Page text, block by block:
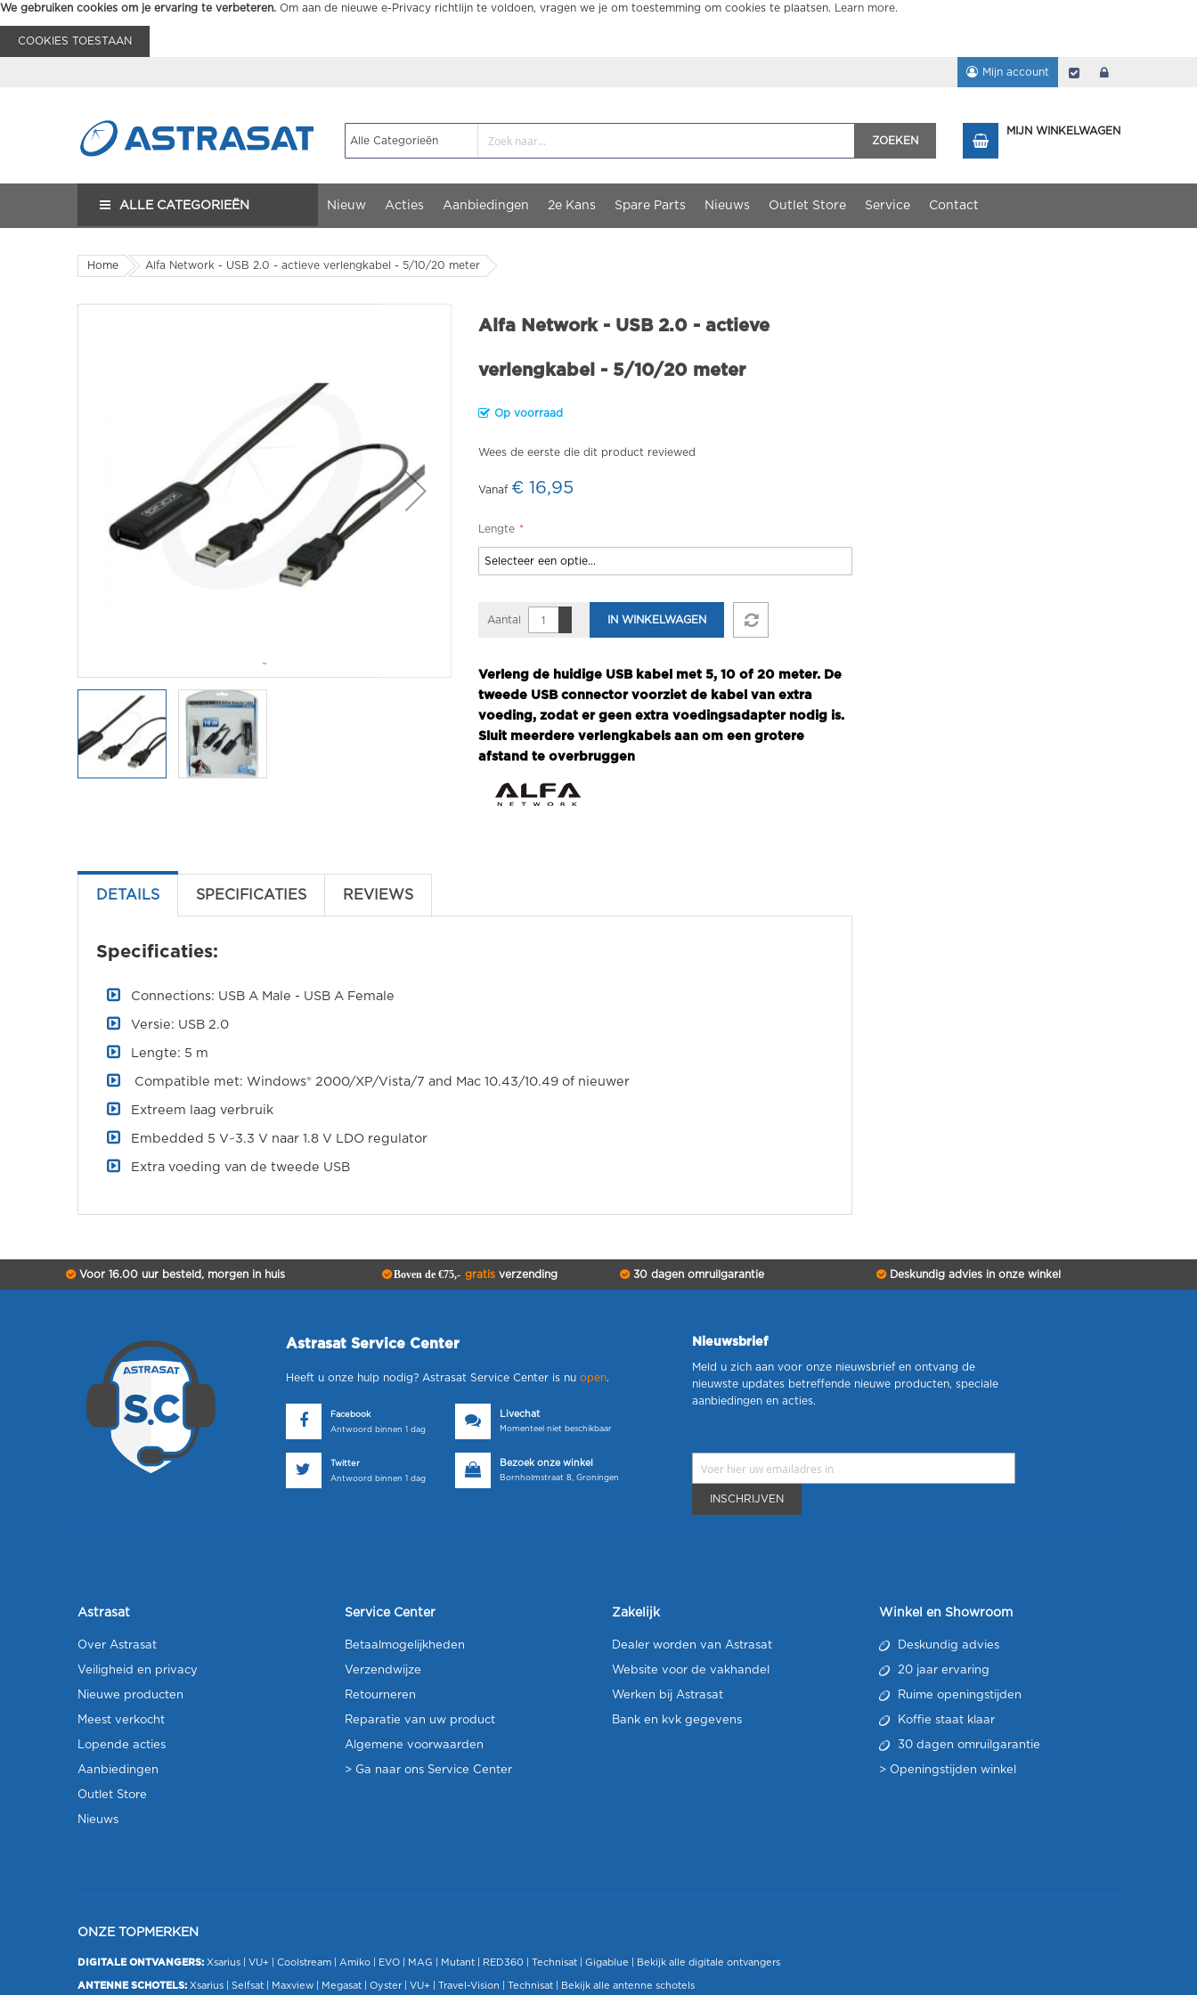
We gebruiken cookies om je ervaring te verbeteren. Om aan de nieuwe e-Privacy richtlijn te voldoen, vragen we je om toestemming om cookies te plaatsen. Learn more.
COOKIES TOESTAAN
Mijn account Afrekenen
ZOEKEN
MIJN WINKELWAGEN
ALLE CATEGORIEËN Nieuw Acties Aanbiedingen 2e Kans Spare Parts Nieuws Outlet Store Service Contact
Home Alfa Network - USB 2.0 - actieve verlengkabel - 5/10/20 meter
Alfa Network - USB 2.0 - actieve
verlengkabel - 5/10/20 meter
Op voorraad
Wees de eerste die dit product reviewed
Vanaf € 16,95
Lengte
Aantal IN WINKELWAGEN
Verleng de huidige USB kabel met 5, 10 of 20 meter. De
tweede USB connector voorziet de kabel van extra
voeding, zodat er geen extra voedingsadapter nodig is.
Sluit meerdere verlengkabels aan om een grotere
afstand te overbruggen
DETAILS SPECIFICATIES REVIEWS
Specificaties:
Connections: USB A Male - USB A Female
Versie: USB 2.0
Lengte: 5 m
Compatible met: Windows® 2000/XP/Vista/7 and Mac 10.43/10.49 of nieuwer
Extreem laag verbruik
Embedded 5 V~3.3 V naar 1.8 V LDO regulator
Extra voeding van de tweede USB
Voor 16.00 uur besteld, morgen in huis Boven de €75,- gratisverzending 30 dagen omruilgarantie Deskundig advies in onze winkel
Astrasat Service Center
Heeft u onze hulp nodig? Astrasat Service Center is nu open.
Facebook
Antwoord binnen 1 dag
Livechat
Momenteel niet beschikbaar
Twitter
Antwoord binnen 1 dag
Bezoek onze winkel
Bornholmstraat 8, Groningen
Nieuwsbrief
Meld u zich aan voor onze nieuwsbrief en ontvang de
nieuwste updates betreffende nieuwe producten, speciale
aanbiedingen en acties.
INSCHRIJVEN
Astrasat
Over Astrasat
Veiligheid en privacy
Nieuwe producten
Meest verkocht
Lopende acties
Aanbiedingen
Outlet Store
Nieuws
Service Center
Betaalmogelijkheden
Verzendwijze
Retourneren
Reparatie van uw product
Algemene voorwaarden
> Ga naar ons Service Center
Zakelijk
Dealer worden van Astrasat
Website voor de vakhandel
Werken bij Astrasat
Bank en kvk gegevens
Winkel en Showroom
Deskundig advies
20 jaar ervaring
Ruime openingstijden
Koffie staat klaar
30 dagen omruilgarantie
> Openingstijden winkel
ONZE TOPMERKEN
DIGITALE ONTVANGERS: Xsarius VU+ | Coolstream | Amiko EVO MAG Mutant | RED360 | Technisat Gigablue Bekijk alle digitale ontvangers
ANTENNE SCHOTELS: Xsarius Selfsat Maxview Megasat | Oyster | VU+ Travel-Vision Technisat Bekijk alle antenne schotels